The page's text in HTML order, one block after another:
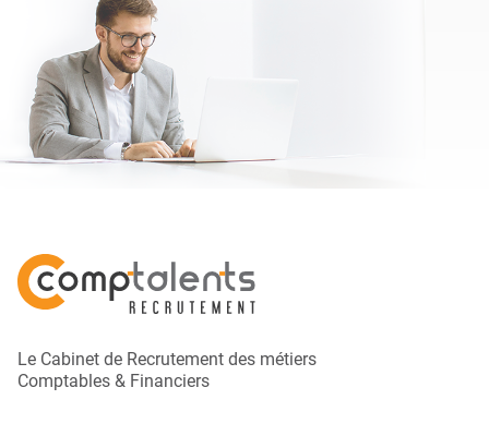
Le Cabinet de Recrutement des métiers
Comptables & Financiers